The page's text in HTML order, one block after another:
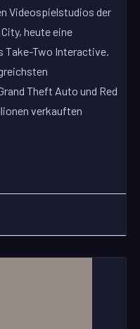
Videospielstudios der
heute eine
Take-Two Interactive.
Theft Auto und Red
verkauften